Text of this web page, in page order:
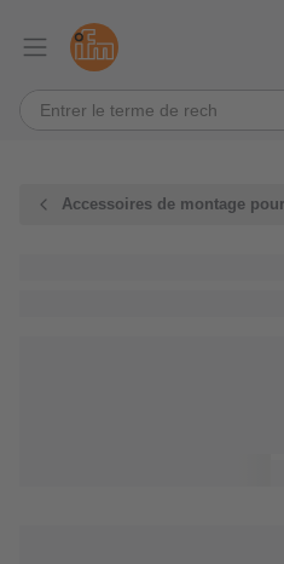
Accessoires de montage